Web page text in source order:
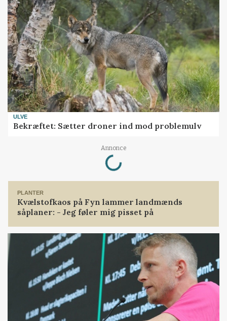
ULVE
Bekræftet: Sætter droner ind mod problemulv
Annonce
Loading...
PLANTER
Kvælstofkaos på Fyn lammer landmænds
såplaner: - Jeg føler mig pisset på